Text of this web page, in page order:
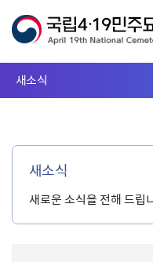
새소식
새소식
새로운 소식을 전해 드립